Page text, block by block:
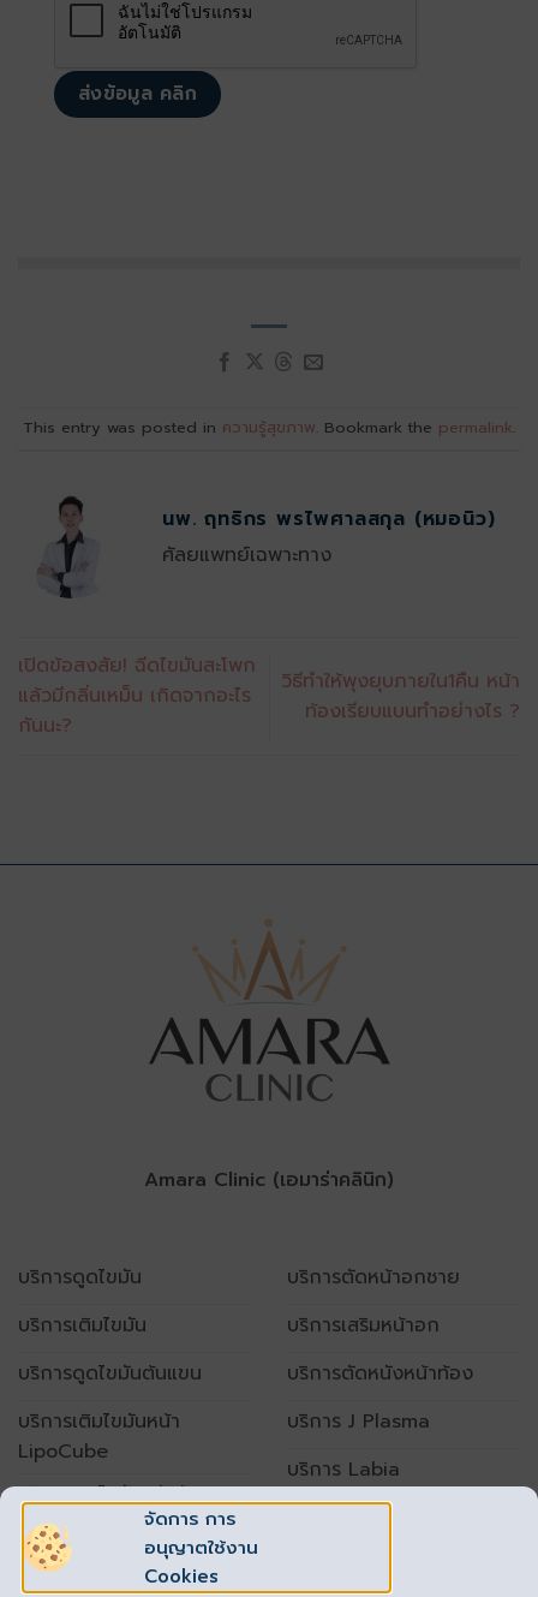
จัดการ การ
อนุญาตใช้งาน
Cookies
This entry was posted in ความรู้สุขภาพ. Bookmark the permalink.
นพ. ฤทธิกร พรไพศาลสกุล (หมอนิว)
ศัลยแพทย์เฉพาะทาง
เปิดข้อสงสัย! ฉีดไขมันสะโพก
แล้วมีกลิ่นเหม็น เกิดจากอะไร
กันนะ?
วิธีทำให้พุงยุบภายใน1คืน หน้า
ท้องเรียบแบนทำอย่างไร ?
Amara Clinic (เอมาร่าคลินิก)
บริการดูดไขมัน
บริการเติมไขมัน
บริการดูดไขมันต้นแขน
บริการเติมไขมันหน้า
LipoCube
บริการดูดไขมันหน้าท้อง
บริการตัดหน้าอกชาย
บริการเสริมหน้าอก
บริการตัดหนังหน้าท้อง
บริการ J Plasma
บริการ Labia
เปิดทำการทุกวัน